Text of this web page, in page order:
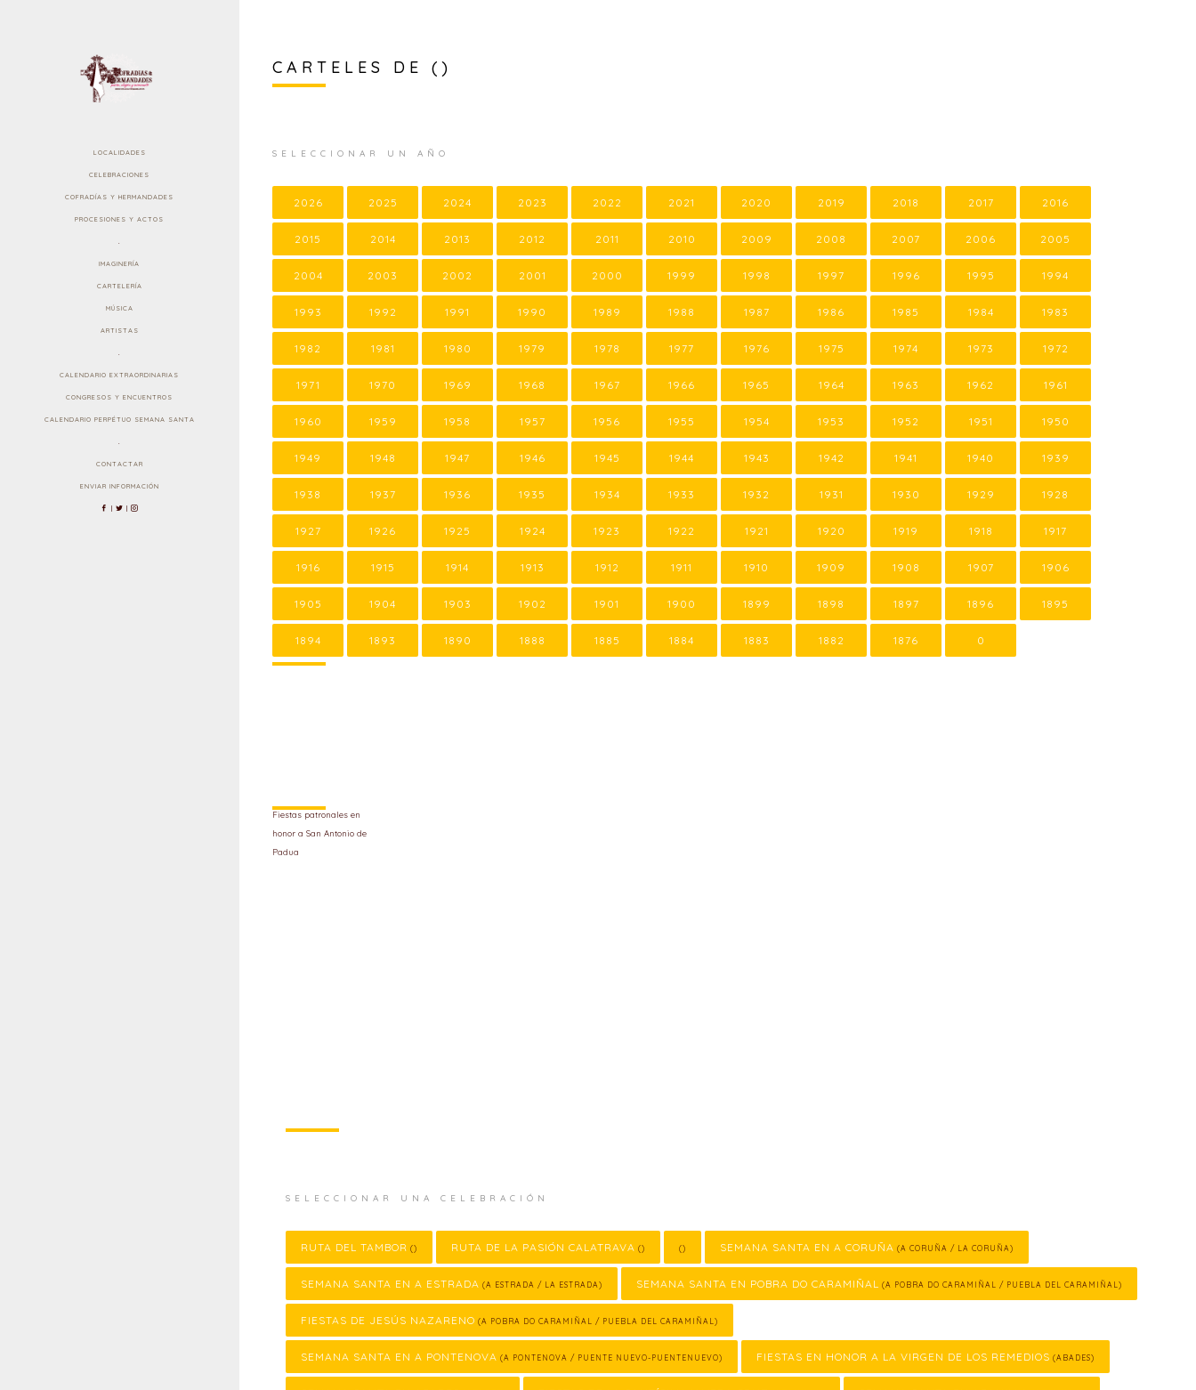
LOCALIDADES
CELEBRACIONES
COFRADÍAS Y HERMANDADES
PROCESIONES Y ACTOS
.
IMAGINERÍA
CARTELERÍA
MÚSICA
ARTISTAS
.
CALENDARIO EXTRAORDINARIAS
CONGRESOS Y ENCUENTROS
CALENDARIO PERPÉTUO SEMANA SANTA
.
CONTACTAR
ENVIAR INFORMACIÓN
| |
CARTELES DE ()
SELECCIONAR UN AÑO
2026 2025 2024 2023 2022 2021 2020 2019 2018 2017 2016
2015 2014 2013 2012 2011 2010 2009 2008 2007 2006 2005
2004 2003 2002 2001 2000 1999 1998 1997 1996 1995 1994
1993 1992 1991 1990 1989 1988 1987 1986 1985 1984 1983
1982 1981 1980 1979 1978 1977 1976 1975 1974 1973 1972
1971 1970 1969 1968 1967 1966 1965 1964 1963 1962 1961
1960 1959 1958 1957 1956 1955 1954 1953 1952 1951 1950
1949 1948 1947 1946 1945 1944 1943 1942 1941 1940 1939
1938 1937 1936 1935 1934 1933 1932 1931 1930 1929 1928
1927 1926 1925 1924 1923 1922 1921 1920 1919 1918 1917
1916 1915 1914 1913 1912 1911 1910 1909 1908 1907 1906
1905 1904 1903 1902 1901 1900 1899 1898 1897 1896 1895
1894 1893 1890 1888 1885 1884 1883 1882 1876 0
Fiestas patronales en
honor a San Antonio de
Padua
SELECCIONAR UNA CELEBRACIÓN
RUTA DEL TAMBOR () RUTA DE LA PASIÓN CALATRAVA () () SEMANA SANTA EN A CORUÑA (A CORUÑA / LA CORUÑA)
SEMANA SANTA EN A ESTRADA (A ESTRADA / LA ESTRADA) SEMANA SANTA EN POBRA DO CARAMIÑAL (A POBRA DO CARAMIÑAL / PUEBLA DEL CARAMIÑAL)
FIESTAS DE JESÚS NAZARENO (A POBRA DO CARAMIÑAL / PUEBLA DEL CARAMIÑAL)
SEMANA SANTA EN A PONTENOVA (A PONTENOVA / PUENTE NUEVO-PUENTENUEVO) FIESTAS EN HONOR A LA VIRGEN DE LOS REMEDIOS (ABADES)